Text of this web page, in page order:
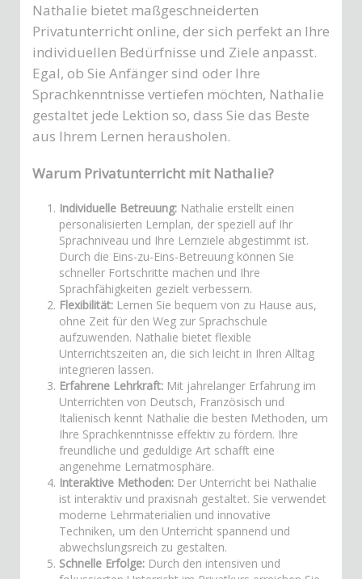
Nathalie bietet maßgeschneiderten
Privatunterricht online, der sich perfekt an Ihre
individuellen Bedürfnisse und Ziele anpasst.
Egal, ob Sie Anfänger sind oder Ihre
Sprachkenntnisse vertiefen möchten, Nathalie
gestaltet jede Lektion so, dass Sie das Beste
aus Ihrem Lernen herausholen.
Warum Privatunterricht mit Nathalie?
Individuelle Betreuung:Nathalie erstellt einen
personalisierten Lernplan, der speziell auf Ihr
Sprachniveau und Ihre Lernziele abgestimmt ist.
Durch die Eins-zu-Eins-Betreuung können Sie
schneller Fortschritte machen und Ihre
Sprachfähigkeiten gezielt verbessern.
Flexibilität:Lernen Sie bequem von zu Hause aus,
ohne Zeit für den Weg zur Sprachschule
aufzuwenden. Nathalie bietet flexible
Unterrichtszeiten an, die sich leicht in Ihren Alltag
integrieren lassen.
Erfahrene Lehrkraft:Mit jahrelanger Erfahrung im
Unterrichten von Deutsch, Französisch und
Italienisch kennt Nathalie die besten Methoden, um
Ihre Sprachkenntnisse effektiv zu fördern. Ihre
freundliche und geduldige Art schafft eine
angenehme Lernatmosphäre.
Interaktive Methoden:Der Unterricht bei Nathalie
ist interaktiv und praxisnah gestaltet. Sie verwendet
moderne Lehrmaterialien und innovative
Techniken, um den Unterricht spannend und
abwechslungsreich zu gestalten.
Schnelle Erfolge:Durch den intensiven und